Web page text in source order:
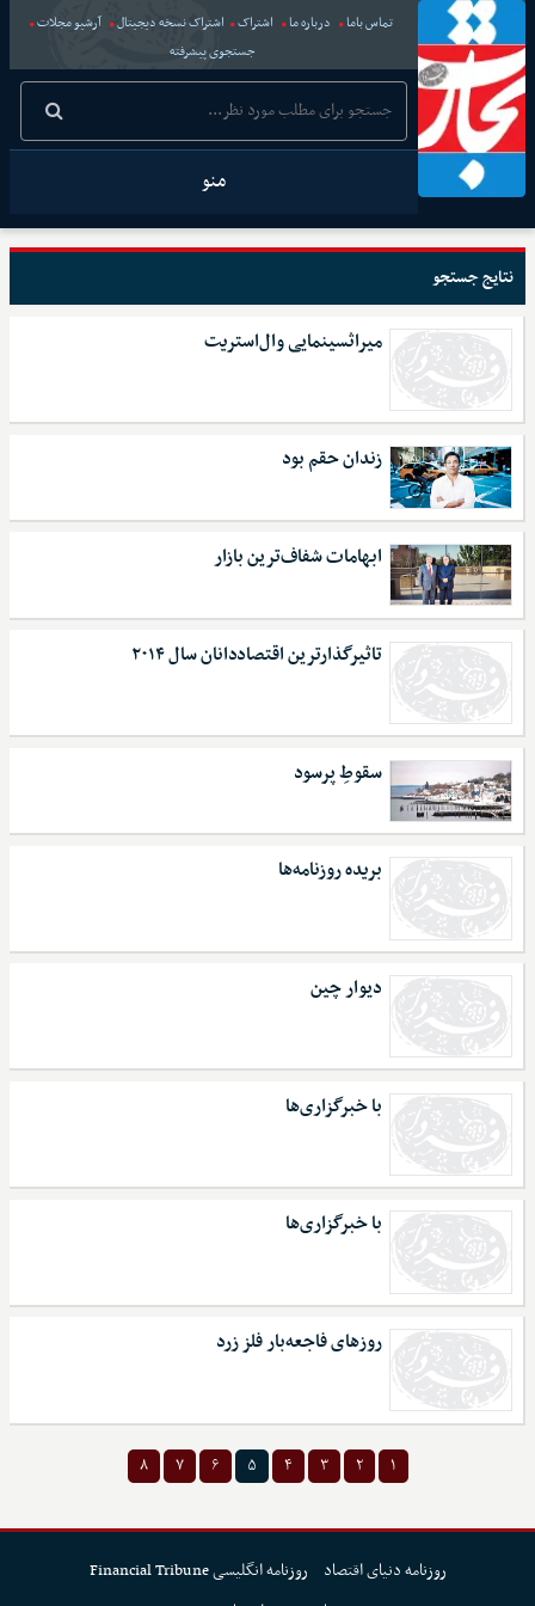
تماس باما درباره ما اشتراک اشتراک نسخه دیجیتال
آرشیو مجلات
جستجوی پیشرفته
منو
نتایج جستجو
میراثسینمایی وال‌استریت
زندان حقم بود
ابهامات شفاف‌ترین بازار
تاثیرگذار‌ترین اقتصاددانان سال ۲۰۱۴
سقوطِ پرسود
بریده روزنامه‌ها
دیوار چین
با خبرگزاری‌ها
با خبرگزاری‌ها
روزهای فاجعه‌بار فلز زرد
۱ ۲ ۳ ۴ ۵ ۶ ۷ ۸
روزنامه دنیای اقتصاد
روزنامه انگلیسی Financial Tribune